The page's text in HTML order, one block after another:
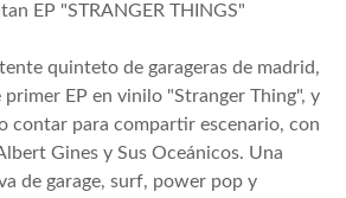
EP "STRANGER THINGS"
quinteto de garageras de madrid,
EP en vinilo "Stranger Thing", y
contar para compartir escenario, con
Gines y Sus Oceánicos. Una
de garage, surf, power pop y